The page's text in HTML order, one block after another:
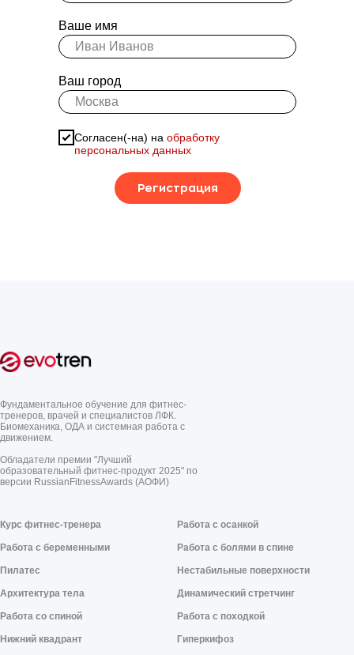
Ваше имя
Ваш город
Согласен(-на) на обработку
персональных данных
Регистрация
Фундаментальное обучение для фитнес-
тренеров, врачей и специалистов ЛФК.
Биомеханика, ОДА и системная работа с
движением.
Обладатели премии "Лучший
образовательный фитнес-продукт 2025" по
версии RussianFitnessAwards (АОФИ)
Курс фитнес-тренера
Работа с беременными
Пилатес
Архитектура тела
Работа со спиной
Нижний квадрант
Работа с осанкой
Работа с болями в спине
Нестабильные поверхности
Динамический стретчинг
Работа с походкой
Гиперкифоз